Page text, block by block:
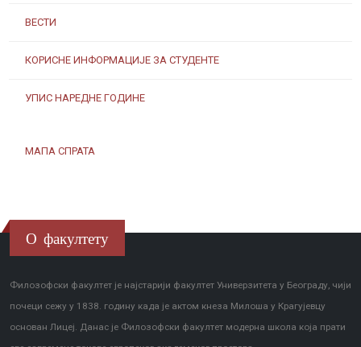
ВЕСТИ
КОРИСНЕ ИНФОРМАЦИЈЕ ЗА СТУДЕНТЕ
УПИС НАРЕДНЕ ГОДИНЕ
МАПА СПРАТА
О факултету
Филозофски факултет је најстарији факултет Универзитета у Београду, чији
почеци сежу у 1838. годину када је актом кнеза Милоша у Крагујевцу
основан Лицеј. Данас је Филозофски факултет модерна школа која прати